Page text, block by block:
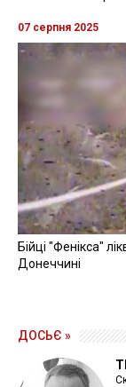
07 серпня 2025
Бійці "Фенікса"
Донеччині
ДОСЬЄ »